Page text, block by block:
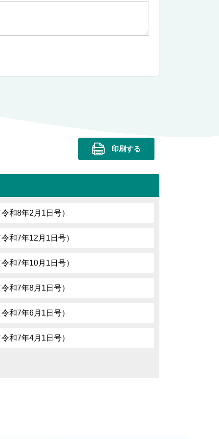
印刷する
和8年2月1日号）
和7年12月1日号）
和7年10月1日号）
和7年8月1日号）
和7年6月1日号）
和7年4月1日号）